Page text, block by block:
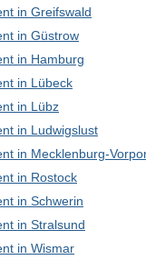
in Greifswald
in Güstrow
in Hamburg
in Lübeck
in Lübz
in Ludwigslust
in Mecklenburg-
in Rostock
in Schwerin
in Stralsund
in Wismar